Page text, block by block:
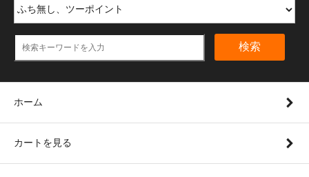
検索
ホーム
カートを見る